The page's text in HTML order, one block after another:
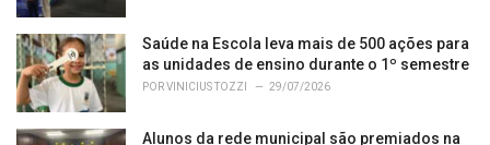
Saúde na Escola leva mais de 500 ações para
as unidades de ensino durante o 1º semestre
PORVINICIUS TOZZI 29/07/2026
Alunos da rede municipal são premiados na